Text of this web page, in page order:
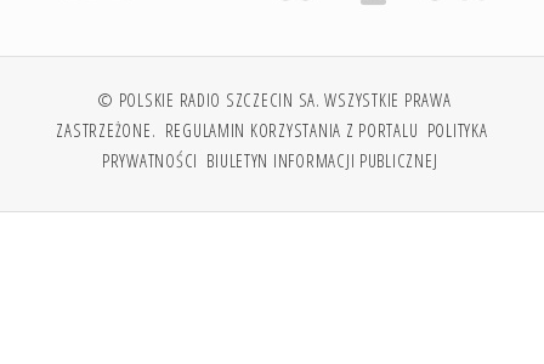
© POLSKIE RADIO SZCZECIN SA. WSZYSTKIE PRAWA
ZASTRZEŻONE. REGULAMIN KORZYSTANIA Z PORTALU POLITYKA
PRYWATNOŚCI BIULETYN INFORMACJI PUBLICZNEJ